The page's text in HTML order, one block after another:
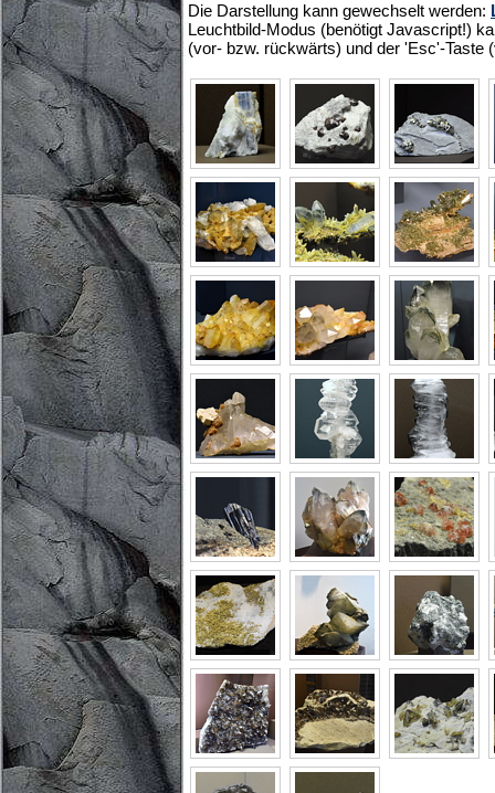
Die Darstellung kann gewechselt werden:
Leuchtbild-Modus (benötigt Javascript!)
(vor- bzw. rückwärts) und der 'Esc'-Taste